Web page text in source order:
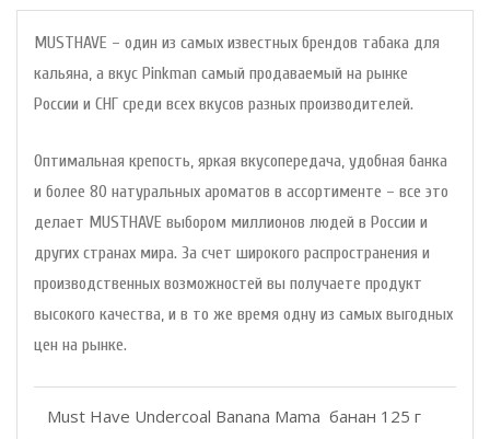
MUSTHAVE – один из самых известных брендов табака для
кальяна, а вкус Pinkman самый продаваемый на рынке
России и СНГ среди всех вкусов разных производителей.
Оптимальная крепость, яркая вкусопередача, удобная банка
и более 80 натуральных ароматов в ассортименте – все это
делает MUSTHAVE выбором миллионов людей в России и
других странах мира. За счет широкого распространения и
производственных возможностей вы получаете продукт
высокого качества, и в то же время одну из самых выгодных
цен на рынке.
Must Have Undercoal Banana Mama банан 125 г